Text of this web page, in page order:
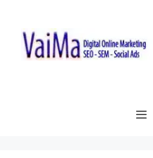
contenido